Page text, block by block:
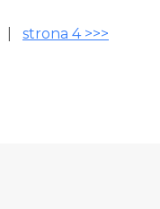
strona 4 >>>